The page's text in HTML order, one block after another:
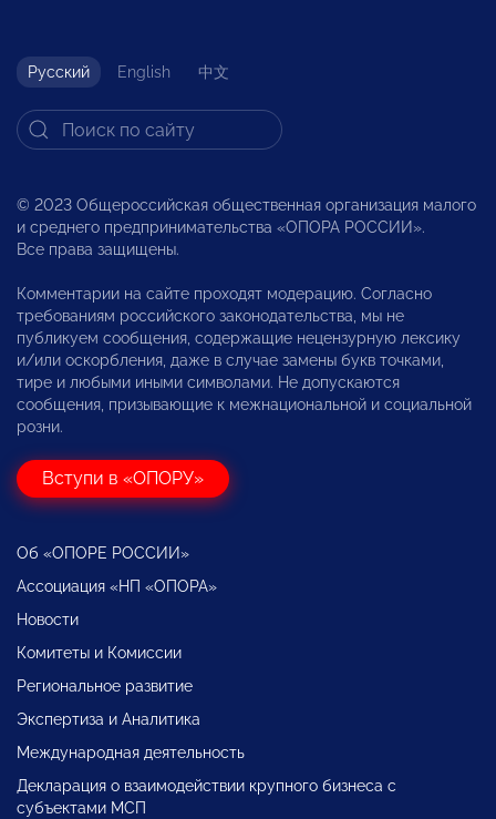
Русский English 中文
© 2023 Общероссийская общественная организация малого
и среднего предпринимательства «ОПОРА РОССИИ».
Все права защищены.
Комментарии на сайте проходят модерацию. Согласно
требованиям российского законодательства, мы не
публикуем сообщения, содержащие нецензурную лексику
и/или оскорбления, даже в случае замены букв точками,
тире и любыми иными символами. Не допускаются
сообщения, призывающие к межнациональной и социальной
розни.
Вступи в «ОПОРУ»
Об «ОПОРЕ РОССИИ»
Ассоциация «НП «ОПОРА»
Новости
Комитеты и Комиссии
Региональное развитие
Экспертиза и Аналитика
Международная деятельность
Декларация о взаимодействии крупного бизнеса с
субъектами МСП